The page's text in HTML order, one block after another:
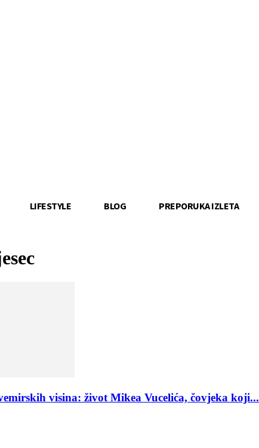
LIFESTYLE BLOG PREPORUKA IZLETA
visina: život Mikea Vucelića, čovjeka koji...